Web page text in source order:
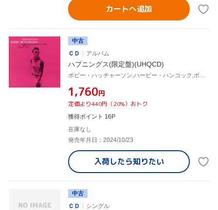
カートへ追加
中古
ＣＤ
アルバム
ハプニングス(限定盤)(UHQCD)
ボビー・ハッチャーソン,ハービー・ハンコック,ボブ・クランショウ,ジョー・チェンバース
¥1,760円
定価より440円（20%）おトク
獲得ポイント 16P
在庫なし
発売年月日：2024/10/23
入荷したら知りたい
中古
ＣＤ
シングル